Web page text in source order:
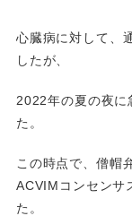
心臓病に対して、
したが、
2022年の夏の夜に
た。
この時点で、僧帽
ACVIMコンセンサ
た。